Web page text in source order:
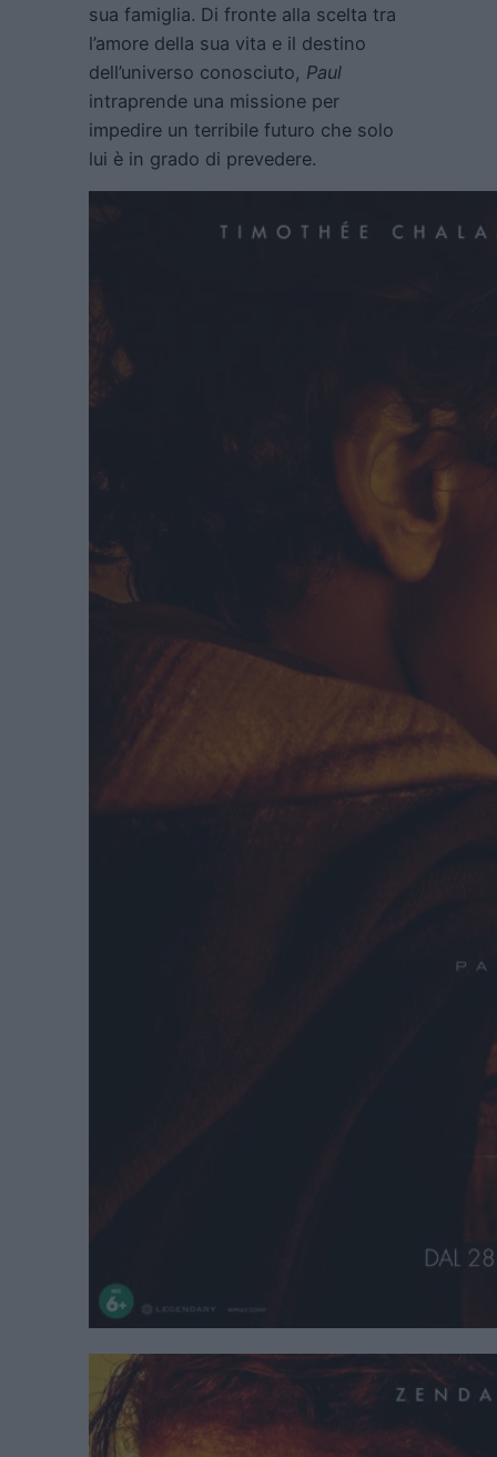
sua famiglia. Di fronte alla scelta tra
l’amore della sua vita e il destino
dell’universo conosciuto, Paul
intraprende una missione per
impedire un terribile futuro che solo
lui è in grado di prevedere.